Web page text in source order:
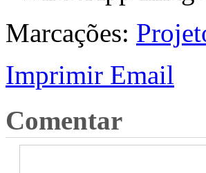
Marcações:
Imprimir Email
Comentar